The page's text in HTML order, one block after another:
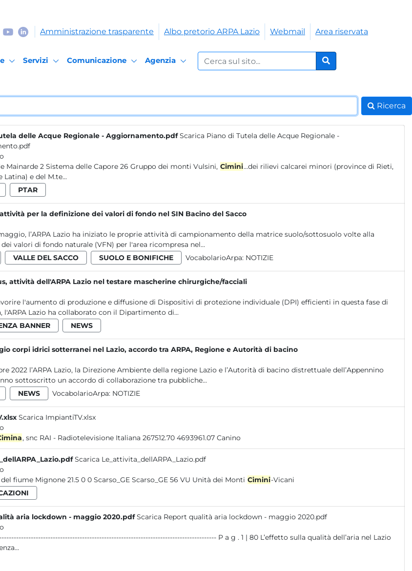
Amministrazione trasparente Albo pretorio ARPA Lazio Webmail Area riservata
Servizi Comunicazione Agenzia
Cerca nel sito:
Cerca
Ricerca
delle Acque Regionale - Aggiornamento.pdf Scarica Piano di Tutela delle Acque Regionale -
Cairo e delle Mainarde 2 Sistema delle Capore 26 Gruppo dei monti Vulsini, Cimini...dei rilievi calcarei minori (province di Rieti,
Latina) e del M.te...
PTAR
per la definizione dei valori di fondo nel SIN Bacino del Sacco
l’ARPA Lazio ha iniziato le proprie attività di campionamento della matrice suolo/sottosuolo volte alla
valori di fondo naturale (VFN) per l'area ricompresa nel...
VALLE DEL SACCO SUOLO E BONIFICHE VocabolarioArpa: NOTIZIE
attività dell'ARPA Lazio nel testare mascherine chirurgiche/facciali
l'aumento di produzione e diffusione di Dispositivi di protezione individuale (DPI) efficienti in questa fase di
l'ARPA Lazio ha collaborato con il Dipartimento di...
BANNER
NEWS
corpi idrici sotterranei nel Lazio, accordo tra ARPA, Regione e Autorità di bacino
2022 l’ARPA Lazio, la Direzione Ambiente della regione Lazio e l’Autorità di bacino distrettuale dell’Appennino
sottoscritto un accordo di collaborazione tra pubbliche...
NEWS VocabolarioArpa: NOTIZIE
Scarica ImpiantiTV.xlsx
, snc RAI - Radiotelevisione Italiana 267512.70 4693961.07 Canino
Scarica Le_attivita_dellARPA_Lazio.pdf
alluvionale del fiume Mignone 21.5 0 0 Scarso_GE Scarso_GE 56 VU Unità dei Monti Cimini-Vicani
aria lockdown - maggio 2020.pdf Scarica Report qualità aria lockdown - maggio 2020.pdf
P a g . 1 | 80 L’effetto sulla qualità dell’aria nel Lazio